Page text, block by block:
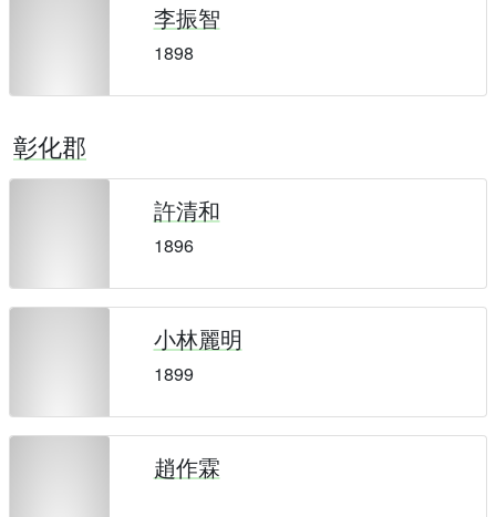
李振智
1898
彰化郡
許清和
1896
小林麗明
1899
趙作霖